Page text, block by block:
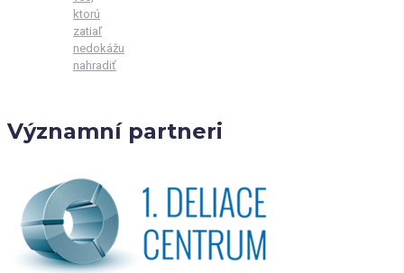
ktorú
zatiaľ
nedokážu
nahradiť
Významní partneri